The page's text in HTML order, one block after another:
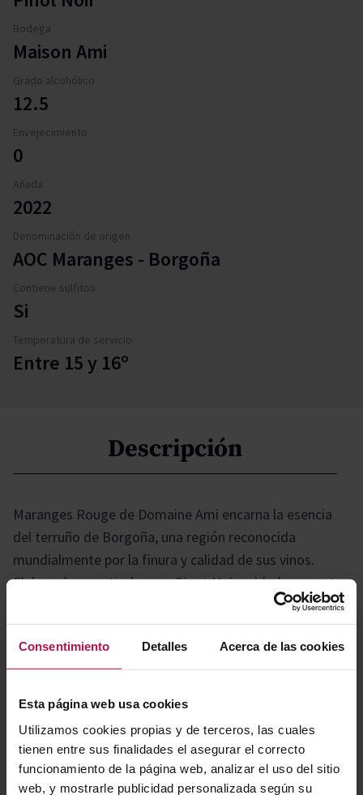
Consentimiento Detalles Acerca de las cookies
Esta página web usa cookies
Utilizamos cookies propias y de terceros, las cuales
tienen entre sus finalidades el asegurar el correcto
funcionamiento de la página web, analizar el uso del sitio
web, y mostrarle publicidad personalizada según su
Bodega
Maison Ami
Grado alcohólico
12.5
Envejecimiento
0
Añada
2022
Denominación de origen
AOC Maranges - Borgoña
Contiene sulfitos
Si
Temperatura de servicio
Entre 15 y 16º
Descripción
Maranges Rouge de Domaine Ami encarna la esencia
del terruño de Borgoña, una región reconocida
mundialmente por la finura y calidad de sus vinos.
Elaborado a partir de uvas Pinot Noir cuidadosamente
seleccionadas, ofrece una expresión auténtica y
refinada de la zona, donde la meticulosa viticultura y la
vinificación precisa se combinan para dar lugar a un
tinto con carácter, equilibrio y gran elegancia.
Gastronomía